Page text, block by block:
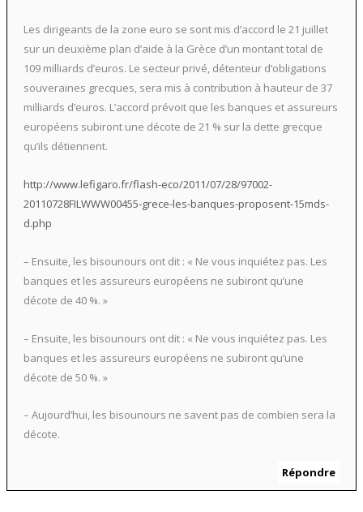
Les dirigeants de la zone euro se sont mis d’accord le 21 juillet
sur un deuxième plan d’aide à la Grèce d’un montant total de
109 milliards d’euros. Le secteur privé, détenteur d’obligations
souveraines grecques, sera mis à contribution à hauteur de 37
milliards d’euros. L’accord prévoit que les banques et assureurs
européens subiront une décote de 21 % sur la dette grecque
qu’ils détiennent.
http://www.lefigaro.fr/flash-eco/2011/07/28/97002-
20110728FILWWW00455-grece-les-banques-proposent-15mds-
d.php
– Ensuite, les bisounours ont dit : « Ne vous inquiétez pas. Les
banques et les assureurs européens ne subiront qu’une
décote de 40 %. »
– Ensuite, les bisounours ont dit : « Ne vous inquiétez pas. Les
banques et les assureurs européens ne subiront qu’une
décote de 50 %. »
– Aujourd’hui, les bisounours ne savent pas de combien sera la
décote.
Répondre